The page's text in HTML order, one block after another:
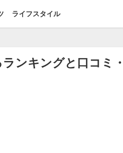
ライフスタイル
ンキングと口コミ